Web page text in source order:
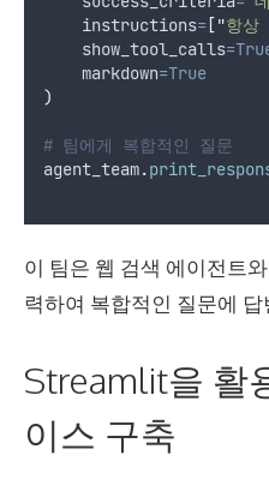
instructions= ["항상
show_tool_calls
markdown=True
)
# 팀에게 복합적인 질문
agent_team.
이 팀은 웹 검색 에이전트
력하여 복합적인 질문에 답
Streamlit을 활
이스 구축